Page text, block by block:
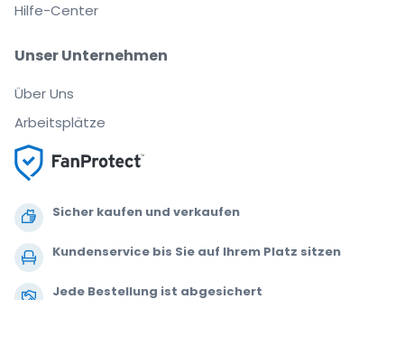
Sicher kaufen und verkaufen
Kundenservice bis Sie auf Ihrem Platz sitzen
Jede Bestellung ist abgesichert
Unser Unternehmen
Über Uns
Arbeitsplätze
Hilfe-Center